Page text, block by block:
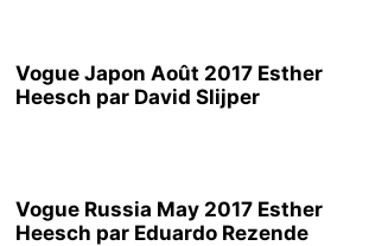
Vogue Japon Août 2017 Esther
Heesch par David Slijper
Vogue Russia May 2017 Esther
Heesch par Eduardo Rezende